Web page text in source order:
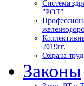
Система
"РОТ"
2019гг.
Охрана
Законы